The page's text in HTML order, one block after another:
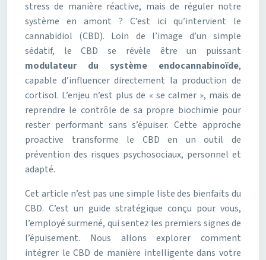
stress de manière réactive, mais de réguler notre
système en amont ? C’est ici qu’intervient le
cannabidiol (CBD). Loin de l’image d’un simple
sédatif, le CBD se révèle être un puissant
modulateur du système endocannabinoïde,
capable d’influencer directement la production de
cortisol. L’enjeu n’est plus de « se calmer », mais de
reprendre le contrôle de sa propre biochimie pour
rester performant sans s’épuiser. Cette approche
proactive transforme le CBD en un outil de
prévention des risques psychosociaux, personnel et
adapté.
Cet article n’est pas une simple liste des bienfaits du
CBD. C’est un guide stratégique conçu pour vous,
l’employé surmené, qui sentez les premiers signes de
l’épuisement. Nous allons explorer comment
intégrer le CBD de manière intelligente dans votre